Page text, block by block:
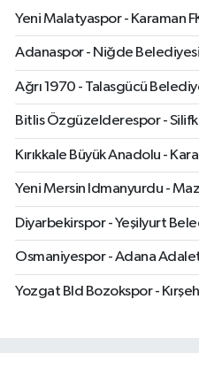
Yeni Malatyaspor - Karaman
Adanaspor - Niğde
Ağrı 1970 - Talasgücü
Bitlis Özgüzelderespor -
Kırıkkale Büyük Anadolu -
Yeni Mersin Idmanyurdu -
Diyarbekirspor - Yeşilyurt
Osmaniyespor - Adana
Yozgat Bld Bozokspor -